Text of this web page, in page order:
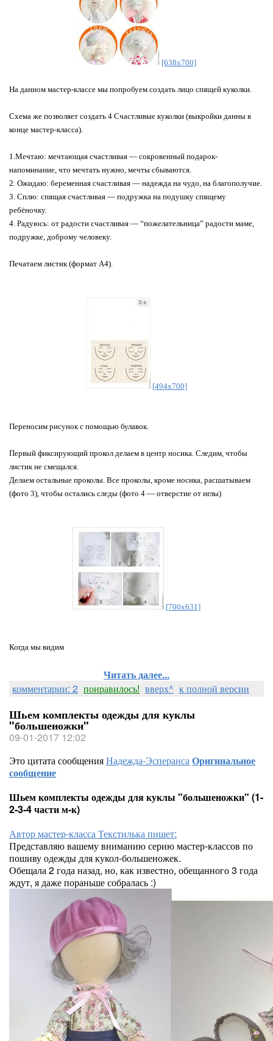
[638x700]
На данном мастер-классе мы попробуем создать лицо спящей куколки.
Схема же позволяет создать 4 Счастливые куколки (выкройки данны в
конце мастер-класса).
1.Мечтаю: мечтающая счастливая — сокровенный подарок-
напоминание, что мечтать нужно, мечты сбываются.
2. Ожидаю: беременная счастливая — надежда на чудо, на благополучие.
3. Сплю: спящая счастливая — подружка на подушку спящему
ребёночку.
4. Радуюсь: от радости счастливая — “пожелательница” радости маме,
подружке, доброму человеку.
Печатаем листик (формат А4).
[494x700]
Переносим рисунок с помощью булавок.
Первый фиксирующий прокол делаем в центр носика. Следим, чтобы
листик не смещался.
Делаем остальные проколы. Все проколы, кроме носика, расшатываем
(фото 3), чтобы остались следы (фото 4 — отверстие от иглы)
[700x631]
Когда мы видим
Читать далее...
комментарии: 2 понравилось! вверх^ к полной версии
Шьем комплекты одежды для куклы
"большеножки"
09-01-2017 12:02
Это цитата сообщенияНадежда-ЭсперансаОригинальное
сообщение
Шьем комплекты одежды для куклы "большеножки" (1-
2-3-4 части м-к)
Автор мастер-класса Текстилька пишет:
Представляю вашему вниманию серию мастер-классов по
пошиву одежды для кукол-большеножек.
Обещала 2 года назад, но, как известно, обещанного 3 года
ждут, я даже пораньше собралась :)